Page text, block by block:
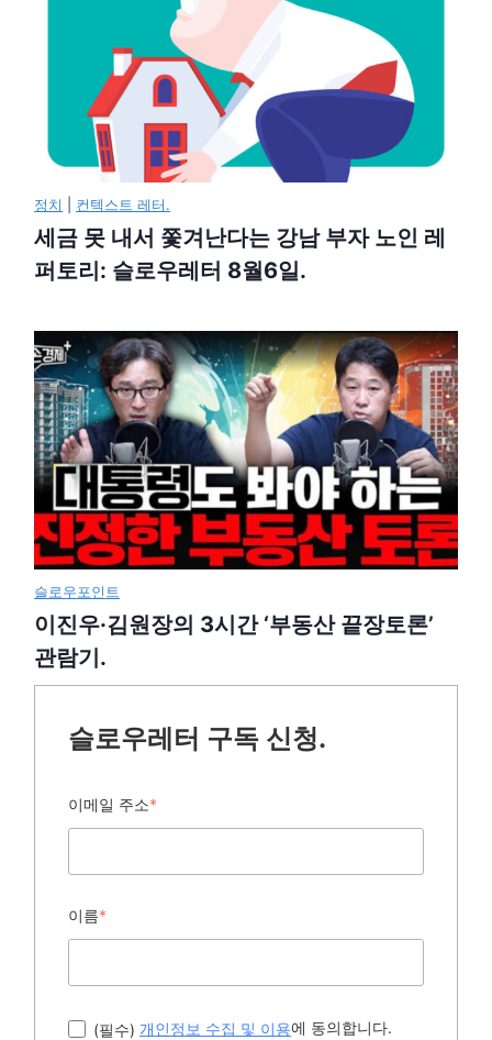
정치 컨텍스트 레터.
세금 못 내서 쫓겨난다는 강남 부자 노인 레
퍼토리: 슬로우레터 8월6일.
슬로우포인트
이진우·김원장의 3시간 ‘부동산 끝장토론’
관람기.
슬로우레터 구독 신청.
이메일 주소*
이름*
(필수) 개인정보 수집 및 이용에 동의합니다.